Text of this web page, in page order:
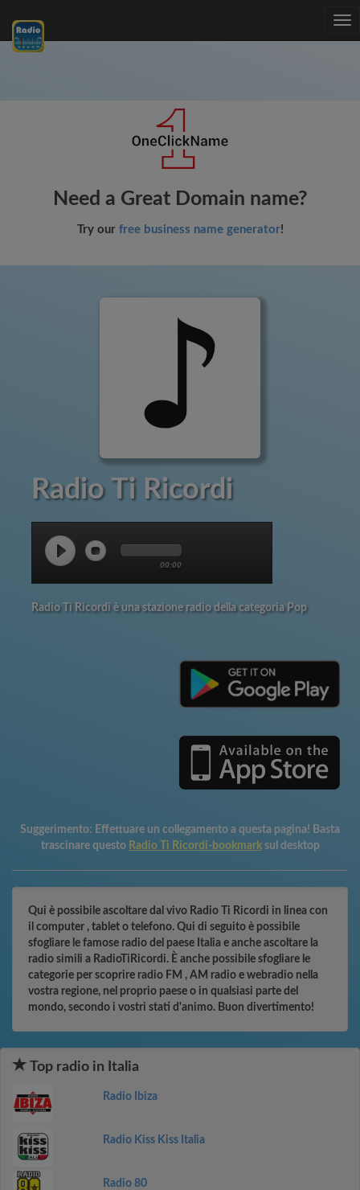
Need a Great Domain name?
Try our free business name generator!
Radio Ti Ricordi
00:00
Radio Ti Ricordi è una stazione radio della categoria Pop
Suggerimento: Effettuare un collegamento a questa pagina! Basta
trascinare questo Radio Ti Ricordi-bookmark sul desktop
Qui è possibile ascoltare dal vivo Radio Ti Ricordi in linea con
il computer , tablet o telefono. Qui di seguito è possibile
sfogliare le famose radio del paese Italia e anche ascoltare la
radio simili a RadioTiRicordi. È anche possibile sfogliare le
categorie per scoprire radio FM , AM radio e webradio nella
vostra regione, nel proprio paese o in qualsiasi parte del
mondo, secondo i vostri stati d'animo. Buon divertimento!
Top radio in Italia
Radio Ibiza
Radio Kiss Kiss Italia
Radio 80